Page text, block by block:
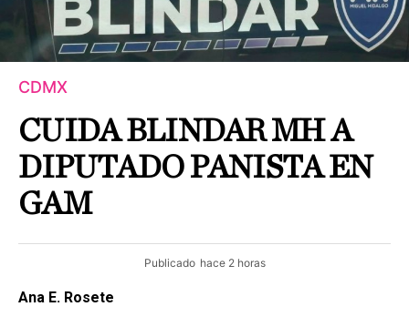
CDMX
CUIDA BLINDAR MH A
DIPUTADO PANISTA EN
GAM
Publicado hace 2 horas
Ana E. Rosete